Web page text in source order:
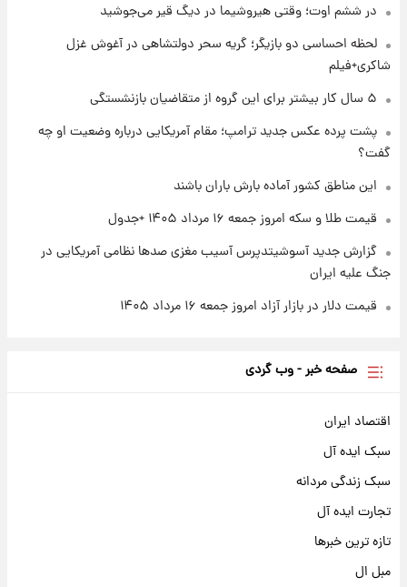
۱ روز پیش
شرایط تازه فروش اقساطی سایپا اعلام شد؛
بلندمدت + جدول
سیگنال‌های جدید برای بازار طلا؛ پیش‌بینی
در ششم اوت؛ وقتی هیروشیما در دیگ قیر می‌جوشید
لحظه احساسی دو بازیگر؛ گریه سحر دولتشاهی در آغوش غزل
شاکری+فیلم
۵ سال کار بیشتر برای این گروه از متقاضیان بازنشستگی
پشت پرده عکس جدید ترامپ؛ مقام آمریکایی درباره وضعیت او چه
گفت؟
این مناطق کشور آماده بارش باران باشند
قیمت طلا و سکه امروز جمعه ۱۶ مرداد ۱۴۰۵ +جدول
گزارش جدید آسوشیتدپرس آسیب مغزی صدها نظامی آمریکایی در
جنگ علیه ایران
قیمت دلار در بازار آزاد امروز جمعه ۱۶ مرداد ۱۴۰۵
صفحه خبر - وب گردی
اقتصاد ایران
سبک ایده آل
سبک زندگی مردانه
تجارت ایده آل
تازه ترین خبرها
مبل ال